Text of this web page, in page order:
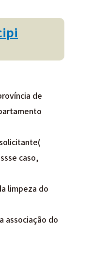
de
caso,
limpeza do
associação do